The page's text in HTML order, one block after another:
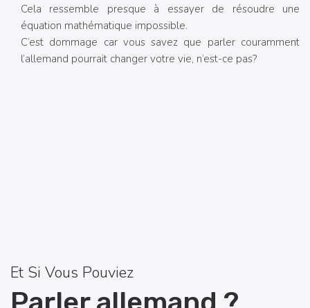
Cela ressemble presque à essayer de résoudre une
équation mathématique impossible.
C’est dommage car vous savez que parler couramment
l’allemand pourrait changer votre vie, n’est-ce pas?
Et Si Vous Pouviez